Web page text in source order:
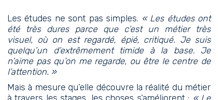
Les études ne sont pas simples. « Les études ont
été très dures parce que c’est un métier très
visuel, où on est regardé, épié, critiqué. Je suis
quelqu’un d’extrêmement timide à la base. Je
n’aime pas qu’on me regarde, ou être le centre de
l’attention. »
Mais à mesure qu’elle découvre la réalité du métier